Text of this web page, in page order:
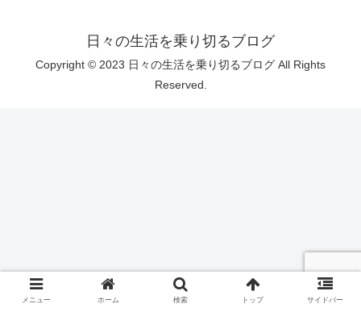
日々の生活を乗り切るブログ
Copyright © 2023 日々の生活を乗り切るブログ All Rights
Reserved.
メニュー ホーム 検索 トップ サイドバー